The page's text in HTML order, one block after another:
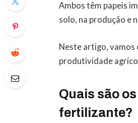
Ambos têm papeis
solo, na produção e
Neste artigo, vamos
produtividade
Quais são
fertilizante?